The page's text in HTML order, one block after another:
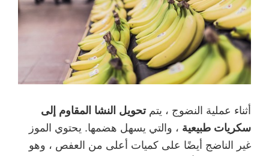
أثناء عملية النضوج ، يتمتحويل النشا المقاوم إلى
سكريات طبيعية ، والتي يسهل هضمها. يحتوي الموز
غير الناضج أيضًا على كميات أعلى من العفص ، وهو